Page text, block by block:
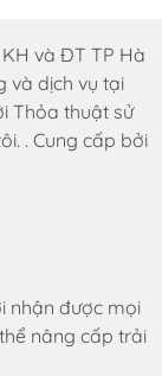
và ĐT TP Hà
và dịch vụ tại
Thỏa thuật sử
. Cung cấp bởi
nhận được mọi
nâng cấp trải